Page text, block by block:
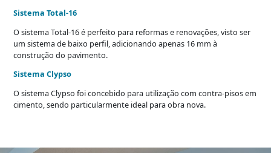
Sistema Total-16
O sistema Total-16 é perfeito para reformas e renovações, visto ser
um sistema de baixo perfil, adicionando apenas 16 mm à
construção do pavimento.
Sistema Clypso
O sistema Clypso foi concebido para utilização com contra-pisos em
cimento, sendo particularmente ideal para obra nova.